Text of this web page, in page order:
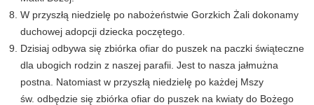
W przyszłą niedzielę po nabożeństwie Gorzkich Żali dokonamy
duchowej adopcji dziecka poczętego.
Dzisiaj odbywa się zbiórka ofiar do puszek na paczki świąteczne
dla ubogich rodzin z naszej parafii. Jest to nasza jałmużna
postna. Natomiast w przyszłą niedzielę po każdej Mszy
św. odbędzie się zbiórka ofiar do puszek na kwiaty do Bożego